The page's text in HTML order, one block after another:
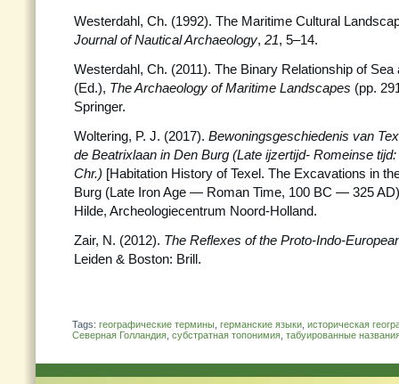
Westerdahl, Ch. (1992). The Maritime Cultural
Journal of Nautical Archaeology, 21, 5–14.
Westerdahl, Ch. (2011). The Binary Relationship of Sea
(Ed.), The Archaeology of Maritime Landscapes (pp.
Springer.
Woltering, P. J. (2017). Bewoningsgeschiedenis van
de Beatrixlaan in Den Burg (Late ijzertijd- Romeinse
Chr.) [Habitation History of Texel. The Excavations in
Burg (Late Iron Age — Roman Time, 100 BC — 325
Hilde, Archeologiecentrum Noord-Holland.
Zair, N. (2012). The Reflexes of the Proto-Indo-
Leiden & Boston: Brill.
Tags: географические термины германские языки историческая
Северная Голландия субстратная топонимия табуированные